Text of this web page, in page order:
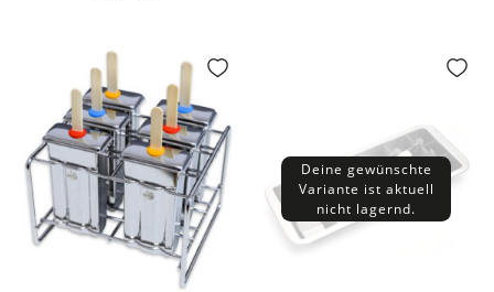
Deine gewünschte
Variante ist aktuell
nicht lagernd.